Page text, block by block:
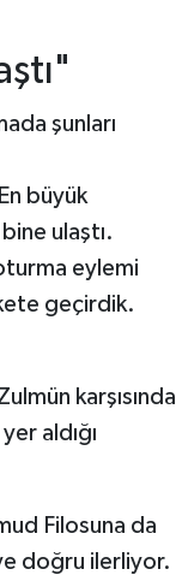
şunları
büyük
ulaştı.
eylemi
geçirdik.
karşısında
aldığı
Filosuna da
doğru ilerliyor.